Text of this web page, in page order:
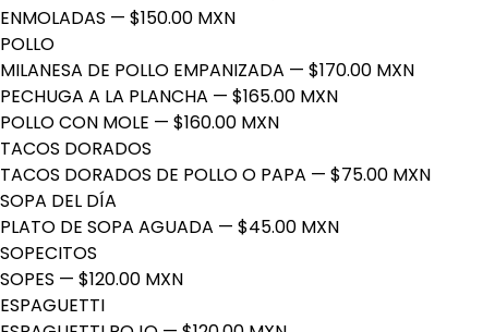
ENMOLADAS — $150.00 MXN
POLLO
MILANESA DE POLLO EMPANIZADA — $170.00 MXN
PECHUGA A LA PLANCHA — $165.00 MXN
POLLO CON MOLE — $160.00 MXN
TACOS DORADOS
TACOS DORADOS DE POLLO O PAPA — $75.00 MXN
SOPA DEL DÍA
PLATO DE SOPA AGUADA — $45.00 MXN
SOPECITOS
SOPES — $120.00 MXN
ESPAGUETTI